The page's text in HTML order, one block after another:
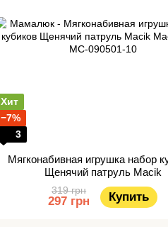
Хит
−7%
3
Мягконабивная игрушка набор
Щенячий патруль Macik
319 грн
297 грн Купить